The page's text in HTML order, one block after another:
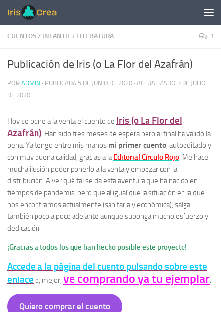
Saltar al contenido
CUENTOS / INFANTIL/ LITERATURA 1
Publicación de Iris (o La Flor del Azafrán)
POR ADMIN · PUBLICADA 5 DE JUNIO DE 2020 · ACTUALIZADO 3 DE JULIO
DE 2020
Hoy se pone a la venta el cuento de Iris (o La Flor del
Azafrán). Han sido tres meses de espera pero al final ha valido la
pena. Ya tengo entre mis manos mi primer cuento, autoeditado y
con muy buena calidad, gracias a laEditorial Círculo Rojo. Me hace
mucha ilusión poder ponerlo a la venta y empezar con la
distribución. A ver qué tal se da esta aventura que ha nacido en
tiempos de pandemia, pero que al igual que la situación en la que
nos encontramos actualmente (sanitaria y económica), salga
también poco a poco adelante aunque suponga mucho esfuerzo y
dedicación.
¡Gracias a todos los que han hecho posible este proyecto!
Accede a la página del cuento pulsando sobre este
enlace o, mejor, ve comprando ya tu ejemplar.
Quiero comprar el cuento